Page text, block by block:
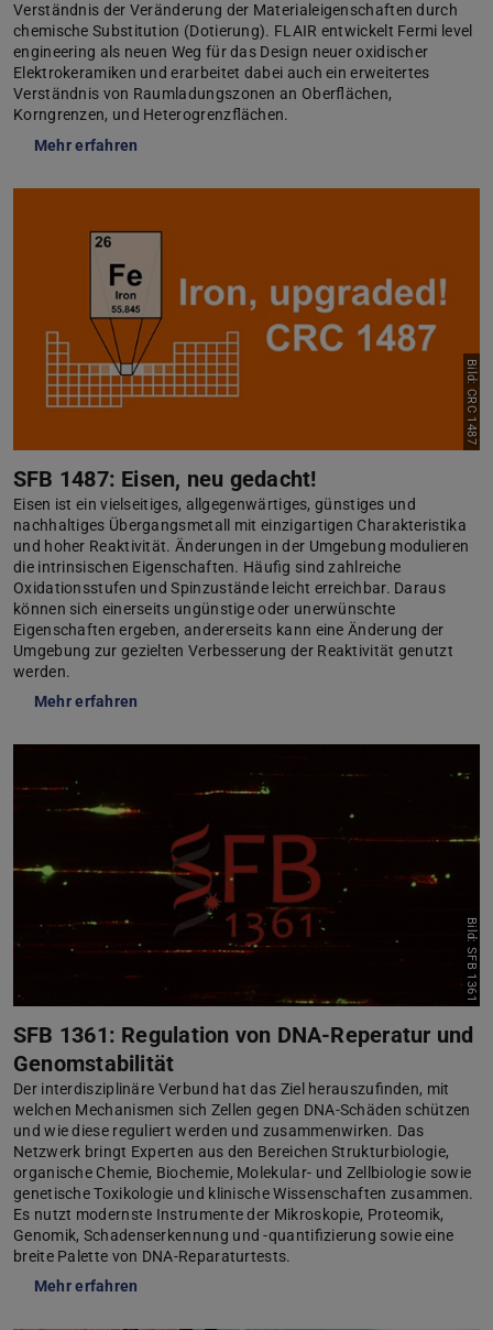
Verständnis der Veränderung der Materialeigenschaften durch
chemische Substitution (Dotierung). FLAIR entwickelt Fermi level
engineering als neuen Weg für das Design neuer oxidischer
Elektrokeramiken und erarbeitet dabei auch ein erweitertes
Verständnis von Raumladungszonen an Oberflächen,
Korngrenzen, und Heterogrenzflächen.
Mehr erfahren
Bild: CRC 1487
SFB 1487: Eisen, neu gedacht!
Eisen ist ein vielseitiges, allgegenwärtiges, günstiges und
nachhaltiges Übergangsmetall mit einzigartigen Charakteristika
und hoher Reaktivität. Änderungen in der Umgebung modulieren
die intrinsischen Eigenschaften. Häufig sind zahlreiche
Oxidationsstufen und Spinzustände leicht erreichbar. Daraus
können sich einerseits ungünstige oder unerwünschte
Eigenschaften ergeben, andererseits kann eine Änderung der
Umgebung zur gezielten Verbesserung der Reaktivität genutzt
werden.
Mehr erfahren
Bild: SFB 1361
SFB 1361: Regulation von DNA-Reperatur und
Genomstabilität
Der interdisziplinäre Verbund hat das Ziel herauszufinden, mit
welchen Mechanismen sich Zellen gegen DNA-Schäden schützen
und wie diese reguliert werden und zusammenwirken. Das
Netzwerk bringt Experten aus den Bereichen Strukturbiologie,
organische Chemie, Biochemie, Molekular- und Zellbiologie sowie
genetische Toxikologie und klinische Wissenschaften zusammen.
Es nutzt modernste Instrumente der Mikroskopie, Proteomik,
Genomik, Schadenserkennung und -quantifizierung sowie eine
breite Palette von DNA-Reparaturtests.
Mehr erfahren